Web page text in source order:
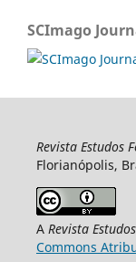
SCImago
Revista Estudos
Florianópolis,
A Revista
Commons